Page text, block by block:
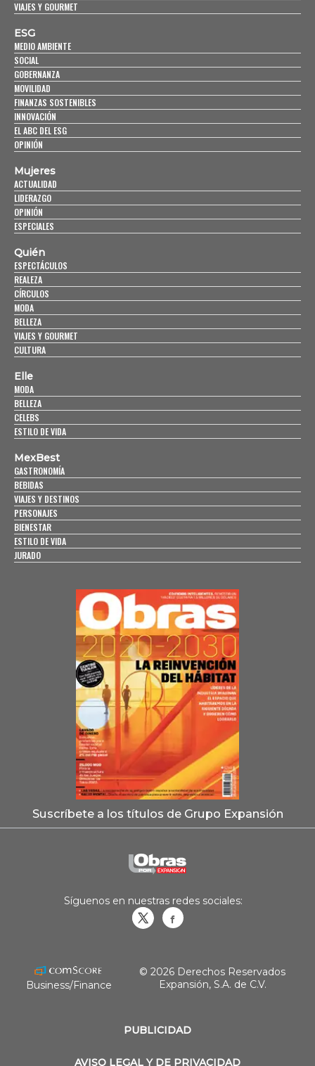
VIAJES Y GOURMET
ESG
MEDIO AMBIENTE
SOCIAL
GOBERNANZA
MOVILIDAD
FINANZAS SOSTENIBLES
INNOVACIÓN
EL ABC DEL ESG
OPINIÓN
Mujeres
ACTUALIDAD
LIDERAZGO
OPINIÓN
ESPECIALES
Quién
ESPECTÁCULOS
REALEZA
CÍRCULOS
MODA
BELLEZA
VIAJES Y GOURMET
CULTURA
Elle
MODA
BELLEZA
CELEBS
ESTILO DE VIDA
MexBest
GASTRONOMÍA
BEBIDAS
VIAJES Y DESTINOS
PERSONAJES
BIENESTAR
ESTILO DE VIDA
JURADO
Suscríbete a los títulos de Grupo Expansión
PUBLICIDAD
AVISO LEGAL Y DE PRIVACIDAD
Síguenos en nuestras redes sociales:
Business/Finance
© 2026 Derechos Reservados
Expansión, S.A. de C.V.